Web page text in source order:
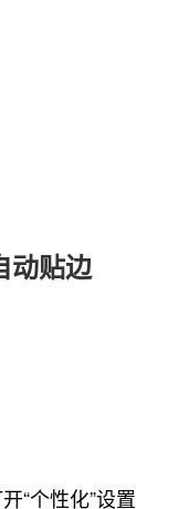
动贴边
“个性化”设置